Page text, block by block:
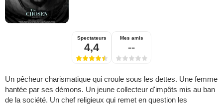
Spectateurs
4,4
Mes amis
--
Un pêcheur charismatique qui croule sous les dettes. Une femme
hantée par ses démons. Un jeune collecteur d'impôts mis au ban
de la société. Un chef religieux qui remet en question les